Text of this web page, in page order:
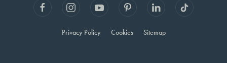
Privacy Policy Cookies Sitemap